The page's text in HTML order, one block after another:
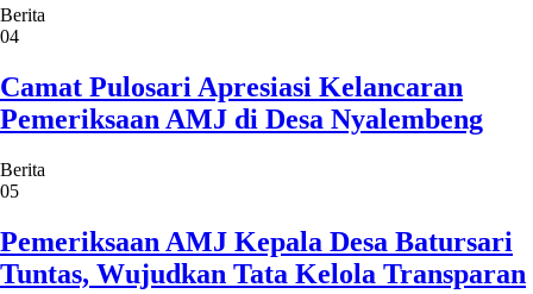
Berita
04
Camat Pulosari Apresiasi Kelancaran
Pemeriksaan AMJ di Desa Nyalembeng
Berita
05
Pemeriksaan AMJ Kepala Desa Batursari
Tuntas, Wujudkan Tata Kelola Transparan